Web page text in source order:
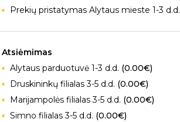
Prekių pristatymas Alytaus mieste 1-3 d.d.
Atsiėmimas
Alytaus parduotuvė 1-3 d.d. (0.00€)
Druskininkų filialas 3-5 d.d. (0.00€)
Marijampolės filialas 3-5 d.d. (0.00€)
Simno filialas 3-5 d.d. (0.00€)